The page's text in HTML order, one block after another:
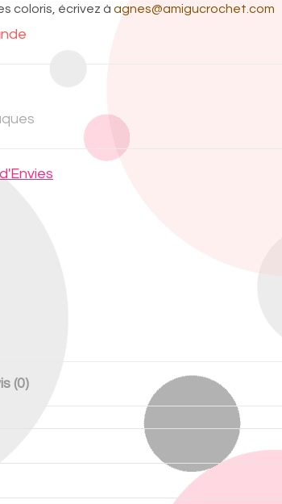
coloris, écrivez à agnes@amigucrochet.com
(0)